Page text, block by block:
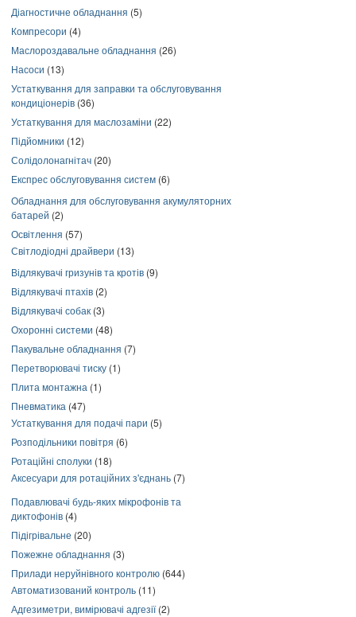
Діагностичне обладнання (5)
Компресори (4)
Маслороздавальне обладнання (26)
Насоси (13)
Устаткування для заправки та обслуговування
кондиціонерів (36)
Устаткування для маслозаміни (22)
Підйомники (12)
Солідолонагнітач (20)
Експрес обслуговування систем (6)
Обладнання для обслуговування акумуляторних
батарей (2)
Освітлення (57)
Світлодіодні драйвери (13)
Відлякувачі гризунів та кротів (9)
Відлякувачі птахів (2)
Відлякувачі собак (3)
Охоронні системи (48)
Пакувальне обладнання (7)
Перетворювачі тиску (1)
Плита монтажна (1)
Пневматика (47)
Устаткування для подачі пари (5)
Розподільники повітря (6)
Ротаційні сполуки (18)
Аксесуари для ротаційних з'єднань (7)
Подавлювачі будь-яких мікрофонів та
диктофонів (4)
Підігрівальне (20)
Пожежне обладнання (3)
Прилади неруйнівного контролю (644)
Автоматизований контроль (11)
Адгезиметри, вимірювачі адгезії(2)